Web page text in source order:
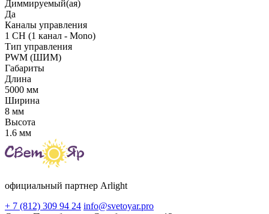
Диммируемый(ая)
Да
Каналы управления
1 CH (1 канал - Mono)
Тип управления
PWM (ШИМ)
Габариты
Длина
5000 мм
Ширина
8 мм
Высота
1.6 мм
официальный партнер Arlight
+ 7 (812) 309 94 24 info@svetoyar.pro